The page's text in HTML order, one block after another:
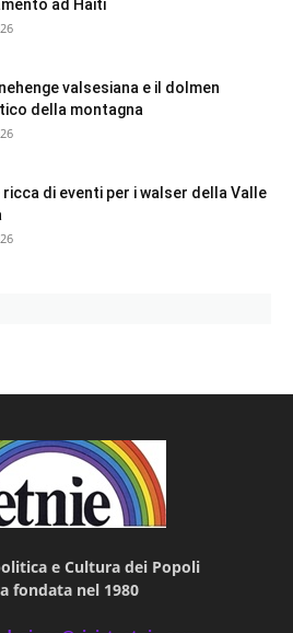
ad Haiti
valsesiana e il dolmen
della montagna
ricca di eventi per i walser della Valle
e Cultura dei Popoli
fondata nel 1980